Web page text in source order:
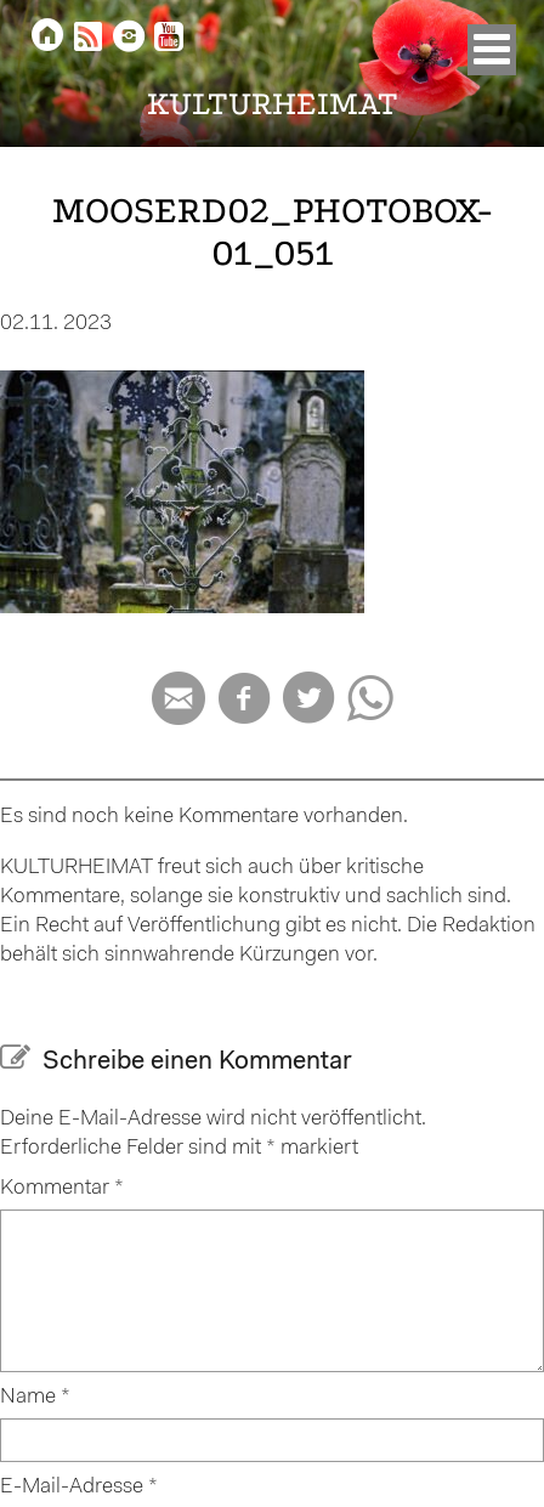
KULTURHEIMAT
    
MOOSERD02_PHOTOBOX-
01_051
02.11. 2023
   
Es sind noch keine Kommentare vorhanden.
KULTURHEIMAT freut sich auch über kritische
Kommentare, solange sie konstruktiv und sachlich sind.
Ein Recht auf Veröffentlichung gibt es nicht. Die Redaktion
behält sich sinnwahrende Kürzungen vor.
Schreibe einen Kommentar
Deine E-Mail-Adresse wird nicht veröffentlicht.
Erforderliche Felder sind mit * markiert
Kommentar *
Name *
E-Mail-Adresse *